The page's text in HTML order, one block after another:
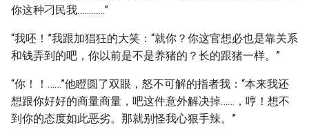
你这种刁民我…………”
“我呸！”我跟加猖狂的大笑：“就你？你这官想必也是靠关系
和钱弄到的吧，你以前是不是养猪的？长的跟猪一样。”
“你！！……”他瞪圆了双眼，怒不可解的指者我：“本来我还
想跟你好好的商量商量，吧这件意外解决掉……，哼！想不
到你的态度如此恶劣。那就别怪我心狠手辣。”